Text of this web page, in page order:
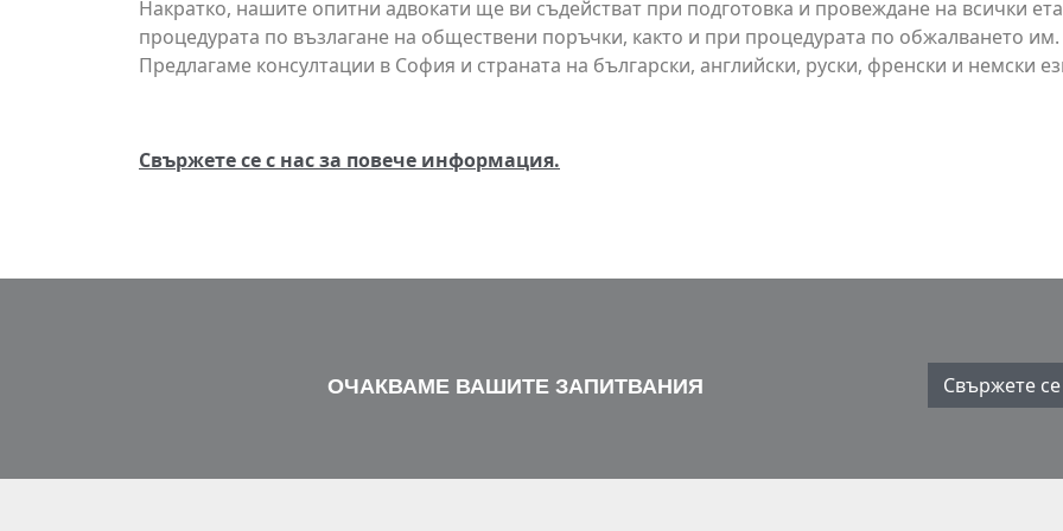
Накратко, нашите опитни адвокати ще ви съдействат при подготовка и провеждане на всички
процедурата по възлагане на обществени поръчки, както и при процедурата по обжалването им.
Предлагаме консултации в София и страната на български, английски, руски, френски и немски
Свържете се с нас за повече информация.
ОЧАКВАМЕ ВАШИТЕ ЗАПИТВАНИЯ Свържете се